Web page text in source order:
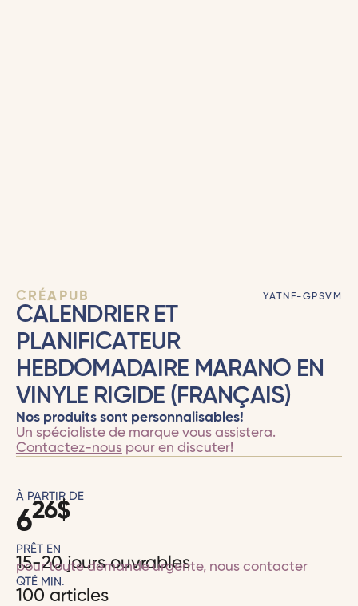
CRÉAPUB YATNF-GPSVM
CALENDRIER ET
PLANIFICATEUR
HEBDOMADAIRE MARANO EN
VINYLE RIGIDE (FRANÇAIS)
Nos produits sont personnalisables!
Un spécialiste de marque vous assistera.
Contactez-nouspour en discuter!
À PARTIR DE
626$
PRÊT EN
15-20 jours ouvrables
pour toute demande urgente, nous contacter
QTÉ MIN.
100 articles